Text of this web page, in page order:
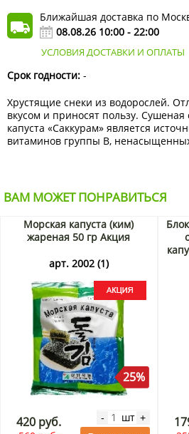
Ближайшая доставка по
08.08.26 10:00 - 22:00
УСЛОВИЯ ДОСТАВКИ И ОПЛАТЫ
Срок годности: -
Хрустящие снеки из водорослей.
вкусом и приносят пользу.
капуста «Саккурам» является
витаминов группы В,
ВАМ МОЖЕТ ПОНРАВИТЬСЯ
Морская капуста (ким)
жареная 50 гр Акция
арт. 2002 (1)
25%
420 руб. - шт +